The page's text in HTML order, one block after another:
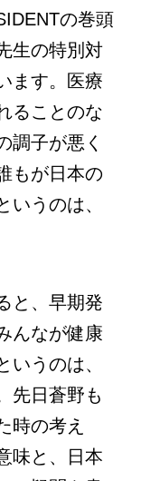
の巻頭
生の特別対
ます。医療
ることのな
調子が悪く
もが日本の
いうのは、
と、早期発
んなが健康
いうのは、
先日蒼野も
時の考え
味と、日本